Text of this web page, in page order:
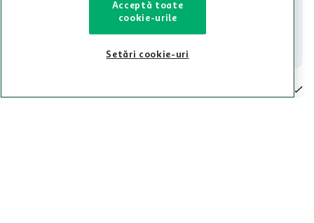
021-9141 contact@auchan.ro
Contact
Acceptă toate
cookie-urile
Setări cookie-uri